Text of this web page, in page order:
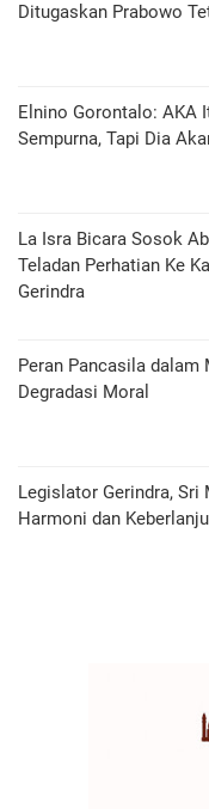
Ditugaskan Prabowo
Elnino Gorontalo: AKA
Sempurna, Tapi Dia
La Isra Bicara Sosok
Teladan Perhatian Ke
Gerindra
Peran Pancasila dalam
Degradasi Moral
Legislator Gerindra, Sri
Harmoni dan